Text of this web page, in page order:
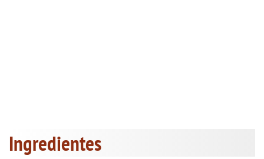
Ingredientes